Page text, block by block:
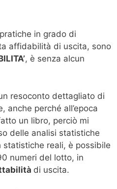
in grado di
affidabilità di uscita, sono
, è senza alcun
resoconto dettagliato di
anche perché all’epoca
un libro, perciò mi
delle analisi statistiche
reali, è possibile
numeri del lotto, in
di uscita.